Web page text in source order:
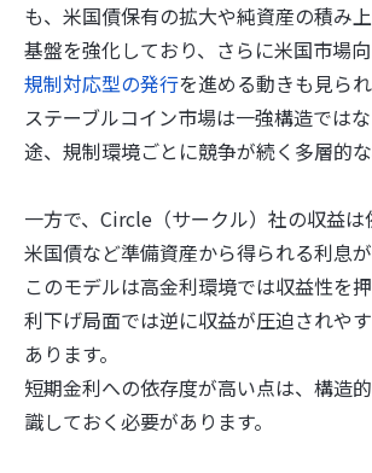
も、米国債保有の拡大や純資産の積み
基盤を強化しており、さらに米国市場
規制対応型の発行を進める動きも見られ
ステーブルコイン市場は一強構造では
途、規制環境ごとに競争が続く多層的な
一方で、Circle（サークル）社の収益は
米国債など準備資産から得られる利息が
このモデルは高金利環境では収益性を
利下げ局面では逆に収益が圧迫されや
あります。
短期金利への依存度が高い点は、構造
識しておく必要があります。